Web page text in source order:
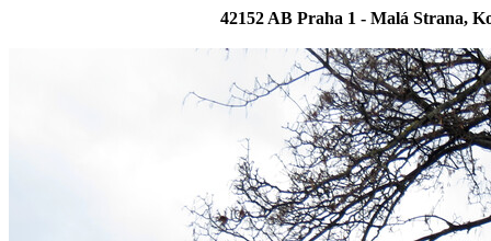
42152 AB Praha 1 - Malá Strana,